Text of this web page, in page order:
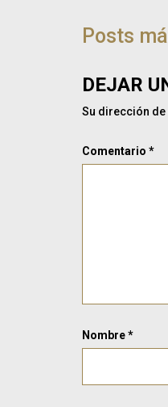
DE
Posts
DEJAR
Su dirección
Comentario *
Nombre*